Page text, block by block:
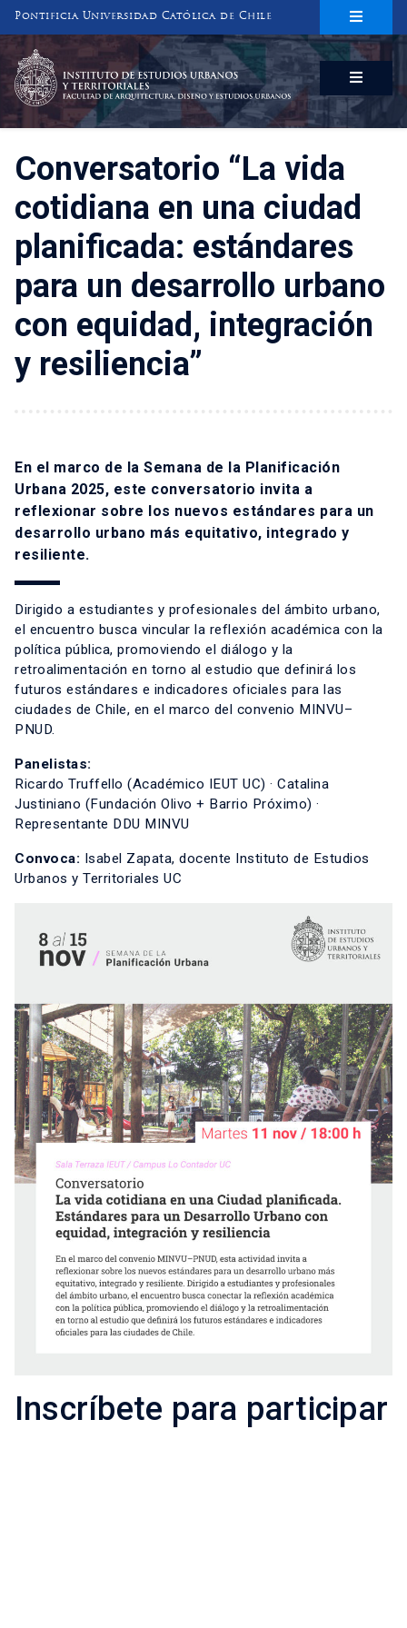
Pontificia Universidad Católica de Chile
INSTITUTO DE ESTUDIOS URBANOS
Y TERRITORIALES
FACULTAD DE ARQUITECTURA, DISEÑO Y ESTUDIOS URBANOS
Conversatorio “La vida
cotidiana en una ciudad
planificada: estándares
para un desarrollo urbano
con equidad, integración
y resiliencia”
En el marco de la Semana de la Planificación
Urbana 2025, este conversatorio invita a
reflexionar sobre los nuevos estándares para un
desarrollo urbano más equitativo, integrado y
resiliente.
Dirigido a estudiantes y profesionales del ámbito urbano,
el encuentro busca vincular la reflexión académica con la
política pública, promoviendo el diálogo y la
retroalimentación en torno al estudio que definirá los
futuros estándares e indicadores oficiales para las
ciudades de Chile, en el marco del convenio MINVU–
PNUD.
Panelistas:
Ricardo Truffello (Académico IEUT UC) · Catalina
Justiniano (Fundación Olivo + Barrio Próximo) ·
Representante DDU MINVU
Convoca: Isabel Zapata, docente Instituto de Estudios
Urbanos y Territoriales UC
Inscríbete para participar